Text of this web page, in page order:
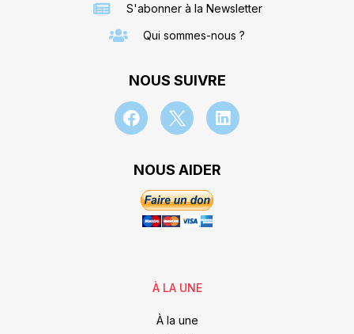
S'abonner à la Newsletter
Qui sommes-nous ?
NOUS SUIVRE
NOUS AIDER
À LA UNE
À la une